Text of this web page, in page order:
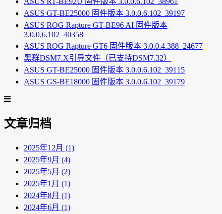
ASUS GT-BE25000 固件版本 3.0.0.6.102_39197
ASUS ROG Rapture GT-BE96 AI 固件版本
3.0.0.6.102_40358
ASUS ROG Rapture GT6 固件版本 3.0.0.4.388_24677
黑群DSM7.X引导文件（已支持DSM7.32）
ASUS GT-BE25000 固件版本 3.0.0.6.102_39115
ASUS GS-BE18000 固件版本 3.0.0.6.102_39179
文章归档
2025年12月 (1)
2025年9月 (4)
2025年5月 (2)
2025年1月 (1)
2024年8月 (1)
2024年6月 (1)